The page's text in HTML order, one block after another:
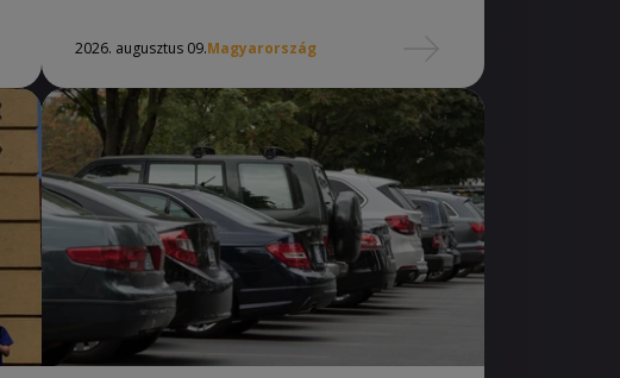
2026. augusztus 09.Magyarország